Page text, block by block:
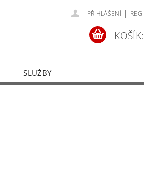
PŘIHLÁŠENÍ |
KOŠÍK:
SLUŽBY